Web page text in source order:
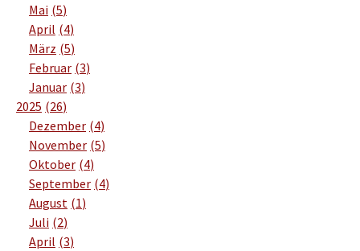
Mai 5
April 4
März 5
Februar 3
Januar 3
2025 26
Dezember 4
November 5
Oktober 4
September 4
August 1
Juli 2
April 3